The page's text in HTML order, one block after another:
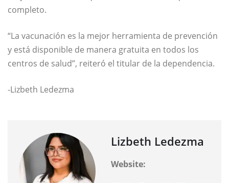
completo.
“La vacunación es la mejor herramienta de prevención
y está disponible de manera gratuita en todos los
centros de salud”, reiteró el titular de la dependencia.
-Lizbeth Ledezma
Lizbeth Ledezma
Website: